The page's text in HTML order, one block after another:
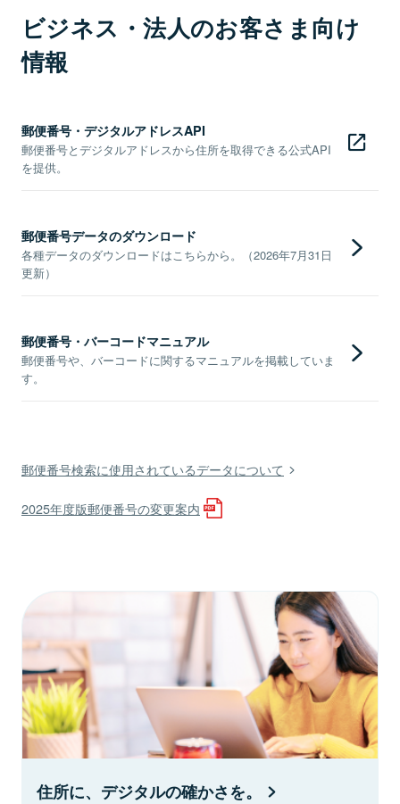
ビジネス・法人のお客さま向け
情報
郵便番号・デジタルアドレスAPI
郵便番号とデジタルアドレスから住所を取得できる公式API
を提供。
郵便番号データのダウンロード
各種データのダウンロードはこちらから。（2026年7月31日
更新）
郵便番号・バーコードマニュアル
郵便番号や、バーコードに関するマニュアルを掲載していま
す。
郵便番号検索に使用されているデータについて
2025年度版郵便番号の変更案内
住所に、デジタルの確かさを。